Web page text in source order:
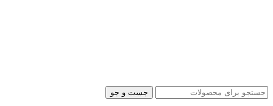
جست و جو